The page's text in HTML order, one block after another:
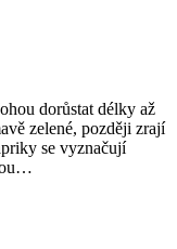
dorůstat délky až
zelené, později zrají
se vyznačují